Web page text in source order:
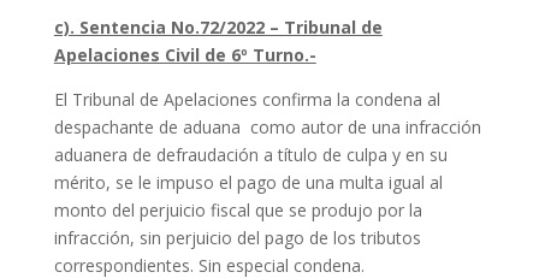
c). Sentencia No.72/2022 – Tribunal de
Apelaciones Civil de 6º Turno.-
El Tribunal de Apelaciones confirma la condena al
despachante de aduana como autor de una infracción
aduanera de defraudación a título de culpa y en su
mérito, se le impuso el pago de una multa igual al
monto del perjuicio fiscal que se produjo por la
infracción, sin perjuicio del pago de los tributos
correspondientes. Sin especial condena.